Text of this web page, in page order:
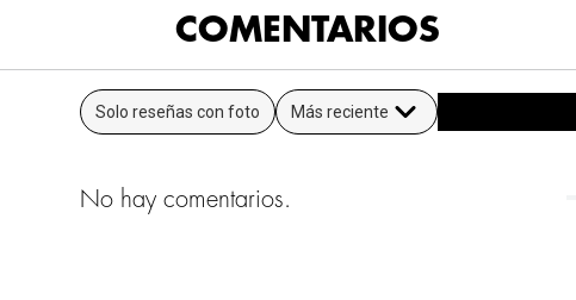
COMENTARIOS
Solo reseñas con foto Más reciente
No hay comentarios.